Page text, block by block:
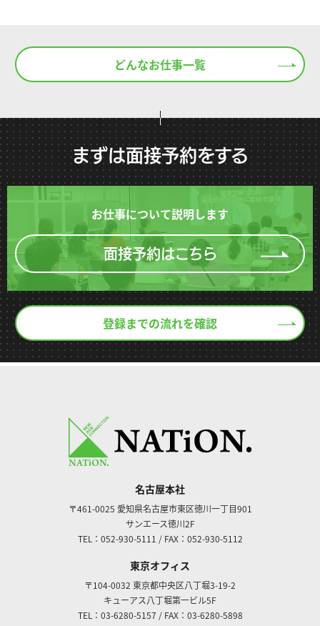
どんなお仕事一覧
まずは面接予約をする
お仕事について説明します
面接予約はこちら
登録までの流れを確認
名古屋本社
〒461-0025 愛知県名古屋市東区徳川一丁目901
サンエース徳川2F
TEL：052-930-5111 / FAX：052-930-5112
東京オフィス
〒104-0032 東京都中央区八丁堀3-19-2
キューアス八丁堀第一ビル5F
TEL：03-6280-5157 / FAX：03-6280-5898